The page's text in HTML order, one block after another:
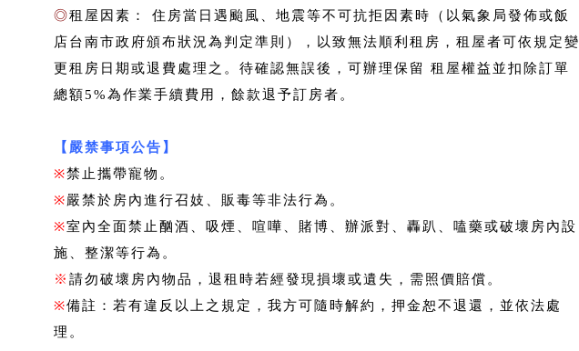
◎租屋因素： 住房當日遇颱風、地震等不可抗拒因素時（以氣象局發佈或飯
店台南市政府頒布狀況為判定準則），以致無法順利租房，租屋者可依規定變
更租房日期或退費處理之。待確認無誤後，可辦理保留 租屋權益並扣除訂單
總額5%為作業手續費用，餘款退予訂房者。
【嚴禁事項公告】
※禁止攜帶寵物。
※嚴禁於房內進行召妓、販毒等非法行為。
※室內全面禁止酗酒、吸煙、喧嘩、賭博、辦派對、轟趴、嗑藥或破壞房內設
施、整潔等行為。
※ 請勿破壞房內物品，退租時若經發現損壞或遺失，需照價賠償。
※備註：若有違反以上之規定，我方可隨時解約，押金恕不退還，並依法處
理。